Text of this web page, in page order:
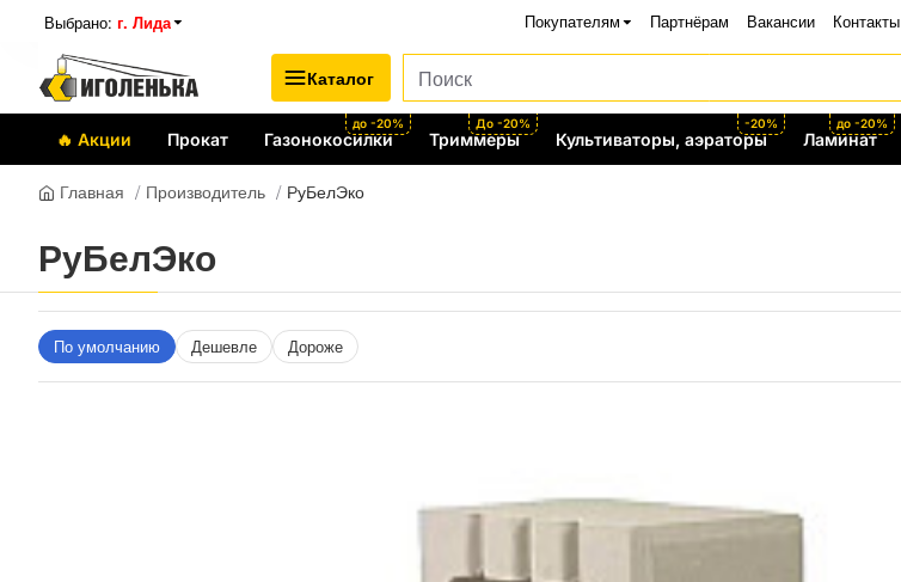
Выбрано: г. Лида Покупателям Партнёрам Вакансии Контакты
Каталог
🔥 Акции Прокат Газонокосилки
до -20%
Триммеры
До -20%
Культиваторы, аэраторы
-20%
Ламинат
до -20%
Главная Производитель РуБелЭко
РуБелЭко
По умолчанию Дешевле Дороже